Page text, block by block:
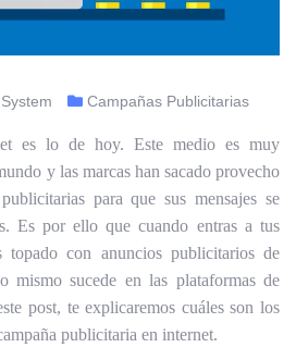
Campañas Publicitarias
es lo de hoy. Este medio es muy
y las marcas han sacado provecho
para que sus mensajes se
Es por ello que cuando entras a tus
topado con anuncios publicitarios de
sucede en las plataformas de
post, te explicaremos cuáles son los
publicitaria en internet.